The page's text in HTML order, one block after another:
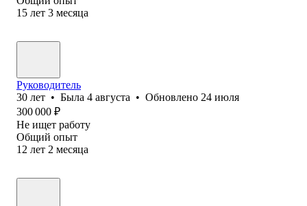
15 лет 3 месяца
Руководитель
30 лет • Была 4 августа • Обновлено 24 июля
300 000 ₽
Не ищет работу
Общий опыт
12 лет 2 месяца